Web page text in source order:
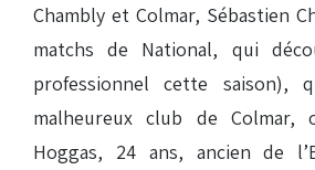
Chambly et Colmar, Sébastien
matchs de National, qui
professionnel cette saison),
malheureux club de Colmar,
Hoggas, 24 ans, ancien de